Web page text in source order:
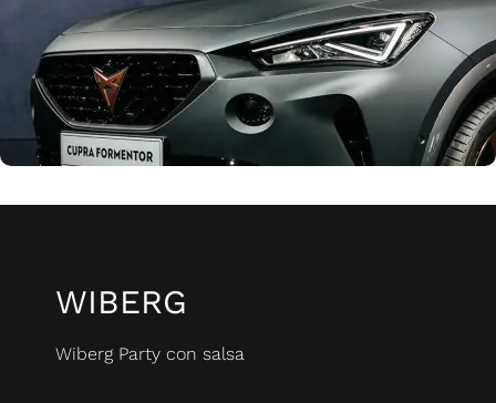
WIBERG
Wiberg Party con salsa